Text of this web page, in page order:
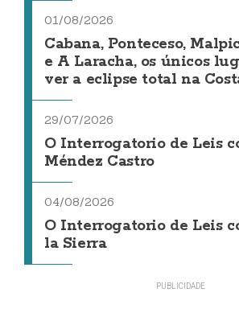
01/08/2026
Cabana, Ponteceso,
e A Laracha, os únicos
ver a eclipse total na
29/07/2026
O Interrogatorio de Leis
Méndez Castro
04/08/2026
O Interrogatorio de Leis
la Sierra